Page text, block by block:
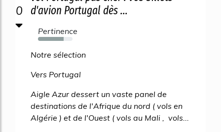
0
d'avion Portugal dès ...
Pertinence
74%
Notre sélection
Vers Portugal
Aigle Azur dessert un vaste panel de
destinations de l'Afrique du nord ( vols en
Algérie ) et de l'Ouest ( vols au Mali , vols...